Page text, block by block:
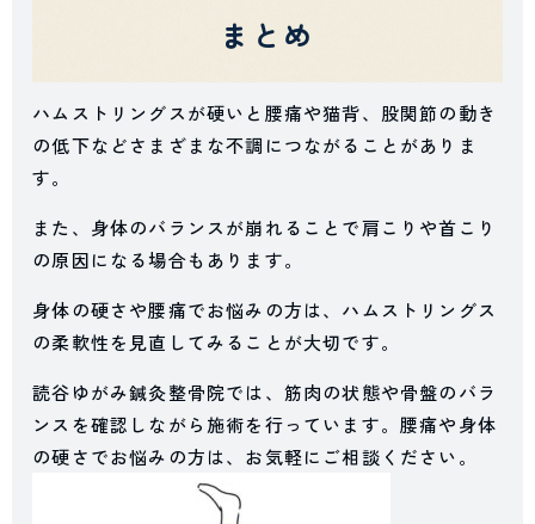
まとめ
ハムストリングスが硬いと腰痛や猫背、股関節の動き
の低下などさまざまな不調につながることがありま
す。
また、身体のバランスが崩れることで肩こりや首こり
の原因になる場合もあります。
身体の硬さや腰痛でお悩みの方は、ハムストリングス
の柔軟性を見直してみることが大切です。
読谷ゆがみ鍼灸整骨院では、筋肉の状態や骨盤のバラ
ンスを確認しながら施術を行っています。腰痛や身体
の硬さでお悩みの方は、お気軽にご相談ください。